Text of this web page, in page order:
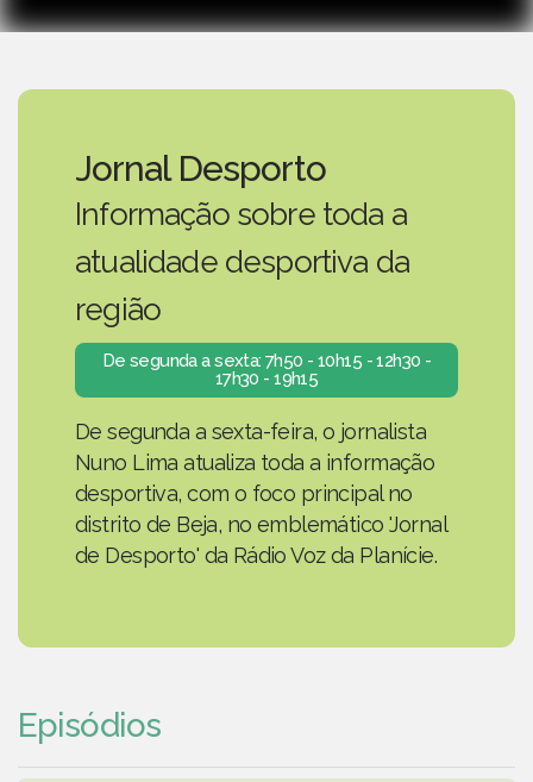
Jornal Desporto
Informação sobre toda a
atualidade desportiva da
região
De segunda a sexta: 7h50 - 10h15 - 12h30 -
17h30 - 19h15
De segunda a sexta-feira, o jornalista
Nuno Lima atualiza toda a informação
desportiva, com o foco principal no
distrito de Beja, no emblemático 'Jornal
de Desporto' da Rádio Voz da Planície.
Episódios